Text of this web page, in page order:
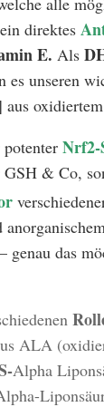
direktes
E. Als
unseren
& Co,
genau das
ALA
Alpha